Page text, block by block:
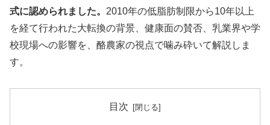
式に認められました。 2010年の低脂肪制限から10年以上
を経て行われた大転換の背景、健康面の賛否、乳業界や学
校現場への影響を、酪農家の視点で噛み砕いて解説しま
す。
目次